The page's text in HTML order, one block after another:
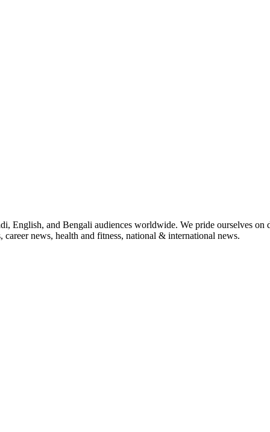
English, and Bengali audiences worldwide. We pride ourselves on
news, health and fitness, national & international news.